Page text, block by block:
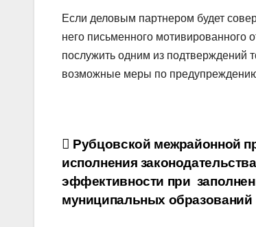
Если деловым партнером будет
него письменного мотивированного
послужить одним из подтверждений
возможные меры по
Навигация
по
записям
Рубцовской межрайонной
исполнения
эффективности при
муниципальных